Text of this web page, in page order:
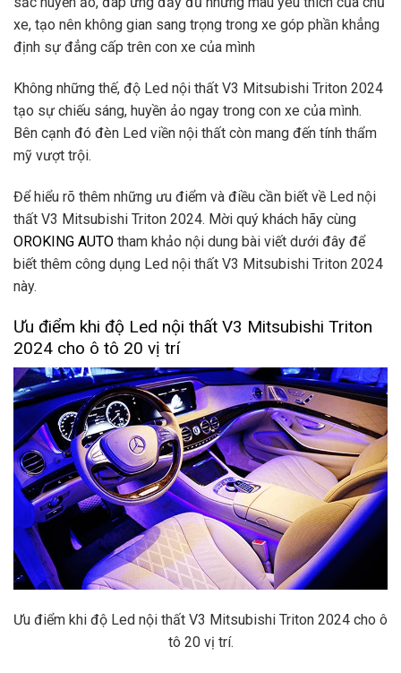
xe, tạo nên không gian sang trọng trong xe góp phần khẳng
định sự đẳng cấp trên con xe của mình
Không những thế, độ Led nội thất V3 Mitsubishi Triton 2024
tạo sự chiếu sáng, huyền ảo ngay trong con xe của mình.
Bên cạnh đó đèn Led viền nội thất còn mang đến tính thẩm
mỹ vượt trội.
Để hiểu rõ thêm những ưu điểm và điều cần biết về Led nội
thất V3 Mitsubishi Triton 2024. Mời quý khách hãy cùng
OROKING AUTO tham khảo nội dung bài viết dưới đây để
biết thêm công dụng Led nội thất V3 Mitsubishi Triton 2024
này.
Ưu điểm khi độ Led nội thất V3 Mitsubishi Triton
2024 cho ô tô 20 vị trí
Ưu điểm khi độ Led nội thất V3 Mitsubishi Triton 2024 cho ô
tô 20 vị trí.